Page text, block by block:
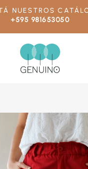
NUESTROS
+595 981653050